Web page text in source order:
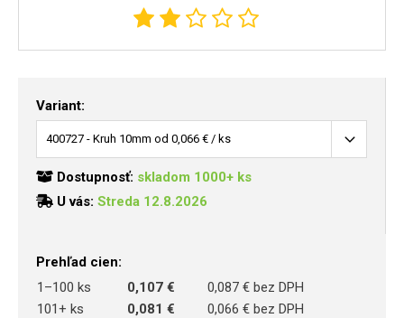
Variant:
Dostupnosť: skladom 1000+ ks
U vás: Streda 12.8.2026
Prehľad cien:
1–100 ks
0,107 €
0,087 € bez DPH
101+ ks
0,081 € 0,066 € bez DPH